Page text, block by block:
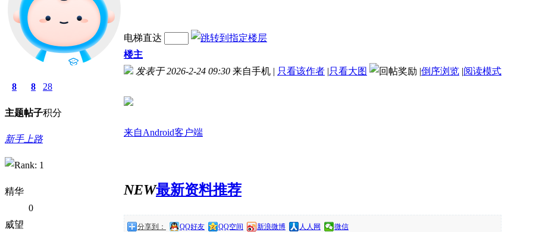
8
主题
8
帖子
28
积分
新手上路
精华
0
威望
电梯直达
楼主
发表于 2026-2-24 09:30 来自手机 | 只看该作者 |只看大图 |倒序浏览 |阅读模式
来自Android客户端
NEW最新资料推荐
分享到： QQ好友 QQ空间 新浪微博 人人网 微信